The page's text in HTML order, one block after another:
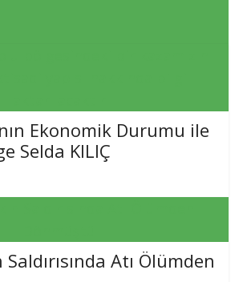
Ekonomik Durumu ile
Selda KILIÇ
Saldırısında Atı Ölümden